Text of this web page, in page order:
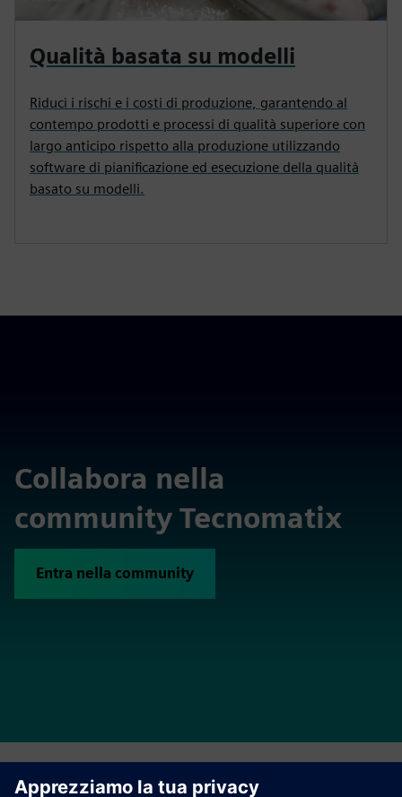
Qualità basata su modelli
Riduci i rischi e i costi di produzione, garantendo al
contempo prodotti e processi di qualità superiore con
largo anticipo rispetto alla produzione utilizzando
software di pianificazione ed esecuzione della qualità
basato su modelli.
Collabora nella
community Tecnomatix
Entra nella community